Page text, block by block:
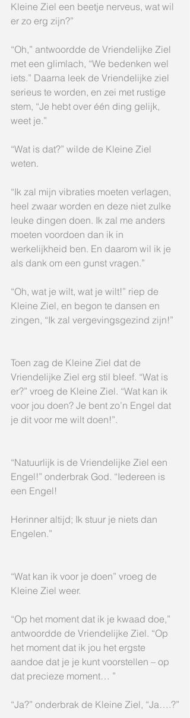
Kleine Ziel een beetje nerveus, wat wil
er zo erg zijn?”
“Oh,” antwoordde de Vriendelijke Ziel
met een glimlach, “We bedenken wel
iets.” Daarna leek de Vriendelijke ziel
serieus te worden, en zei met rustige
stem, “Je hebt over één ding gelijk,
weet je.”
“Wat is dat?” wilde de Kleine Ziel
weten.
“Ik zal mijn vibraties moeten verlagen,
heel zwaar worden en deze niet zulke
leuke dingen doen. Ik zal me anders
moeten voordoen dan ik in
werkelijkheid ben. En daarom wil ik je
als dank om een gunst vragen.”
“Oh, wat je wilt, wat je wilt!” riep de
Kleine Ziel, en begon te dansen en
zingen, “Ik zal vergevingsgezind zijn!”
Toen zag de Kleine Ziel dat de
Vriendelijke Ziel erg stil bleef. “Wat is
er?” vroeg de Kleine Ziel. “Wat kan ik
voor jou doen? Je bent zo’n Engel dat
je dit voor me wilt doen!”.
“Natuurlijk is de Vriendelijke Ziel een
Engel!” onderbrak God. “Iedereen is
een Engel!
Herinner altijd; Ik stuur je niets dan
Engelen.”
“Wat kan ik voor je doen” vroeg de
Kleine Ziel weer.
“Op het moment dat ik je kwaad doe,”
antwoordde de Vriendelijke Ziel. “Op
het moment dat ik jou het ergste
aandoe dat je je kunt voorstellen – op
dat precieze moment… ”
“Ja?” onderbrak de Kleine Ziel, “Ja….?”